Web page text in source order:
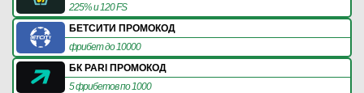
225% и 120 FS
БЕТСИТИ ПРОМОКОД
фрибет до 10000
БК PARI ПРОМОКОД
5 фрибетов по 1000